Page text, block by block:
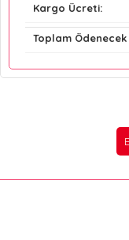
Kargo Ücreti:
Toplam